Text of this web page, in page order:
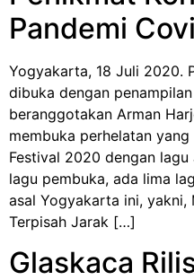
Pandemi
Yogyakarta, 18 Juli 2020.
dibuka dengan
beranggotakan Arman
membuka perhelatan
Festival 2020 dengan lagu
lagu pembuka, ada lima
asal Yogyakarta ini, yakni,
Terpisah Jarak […]
Glaskaca